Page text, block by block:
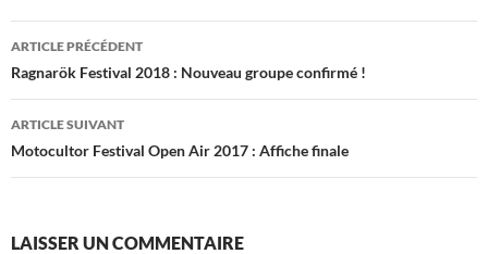
Navigation
des
articles
ARTICLE PRÉCÉDENT
Ragnarök Festival 2018 : Nouveau groupe confirmé !
ARTICLE SUIVANT
Motocultor Festival Open Air 2017 : Affiche finale
LAISSER UN COMMENTAIRE